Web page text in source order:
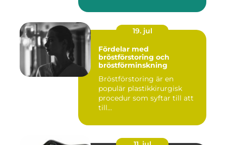
19. jul
Fördelar med
bröstförstoring och
bröstförminskning
Bröstförstoring är en
populär plastikkirurgisk
procedur som syftar till att
till...